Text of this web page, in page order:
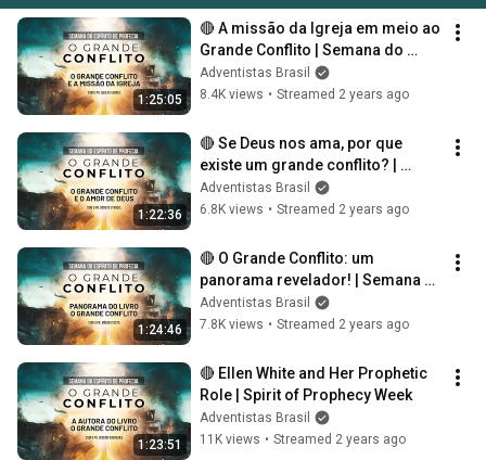
1:25:05
🔴 A missão da Igreja em meio ao
Grande Conflito | Semana do
Espírito de Profecia
Adventistas Brasil
8.4K views • Streamed 2 years ago
1:22:36
🔴 Se Deus nos ama, por que
existe um grande conflito? |
Semana do Espírito de Profecia
Adventistas Brasil
6.8K views • Streamed 2 years ago
1:24:46
🔴 O Grande Conflito: um
panorama revelador! | Semana
do Espírito de Profecia
Adventistas Brasil
7.8K views • Streamed 2 years ago
1:23:51
🔴 Ellen White and Her Prophetic
Role | Spirit of Prophecy Week
Adventistas Brasil
11K views • Streamed 2 years ago